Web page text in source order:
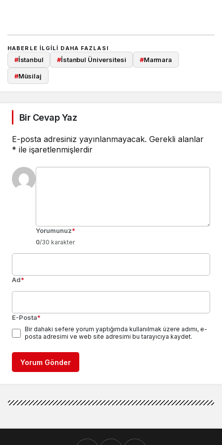
HABERLE ILGILI DAHA FAZLASI
#İstanbul #İstanbul Üniversitesi #Marmara
#Müsilaj
Bir Cevap Yaz
E-posta adresiniz yayınlanmayacak. Gerekli alanlar
* ile işaretlenmişlerdir
Yorumunuz*
0/30 karakter
Ad*
E-Posta*
Bir dahaki sefere yorum yaptığımda kullanılmak üzere adımı, e-
posta adresimi ve web site adresimi bu tarayıcıya kaydet.
Yorum Gönder